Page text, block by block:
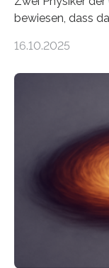
bewiesen, dass
Größenordnung
die Herleitung.
Energie in
ausgedrückt,
16.10.2025